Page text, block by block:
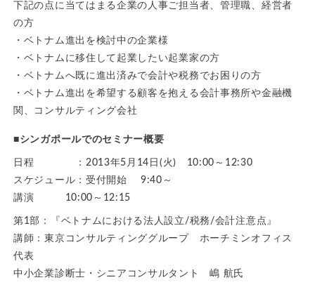
下記の点に当てはまる企業の人事ご担当者、管理職、経営者
の方
・ベトナム進出を検討中の企業様
・ベトナムに移住して起業したい起業家の方
・ベトナムへ既に進出済みで会計や税務でお困りの方
・ベトナム進出を希望する顧客を抱える会計事務所や金融機
関、コンサルティング会社
■シンガポールでのセミナー概要
日程 ：2013年5月14日(火) 10:00～12:30
スケジュール：受付開始 9:40～
講演 10:00～12:15
第1部：『ベトナムにおける法人設立/税務/会計注意点』
講師：東京コンサルティンググループ ホーチミンオフィス
代表
中小企業診断士・シニアコンサルタント 嶋 航氏